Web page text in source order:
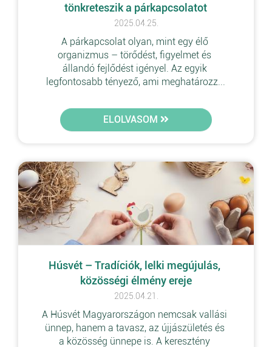
tönkreteszik a párkapcsolatot
2025.04.25.
A párkapcsolat olyan, mint egy élő
organizmus – törődést, figyelmet és
állandó fejlődést igényel. Az egyik
legfontosabb tényező, ami meghatározz...
ELOLVASOM
Húsvét – Tradíciók, lelki megújulás,
közösségi élmény ereje
2025.04.21.
A Húsvét Magyarországon nemcsak vallási
ünnep, hanem a tavasz, az újjászületés és
a közösség ünnepe is. A keresztény